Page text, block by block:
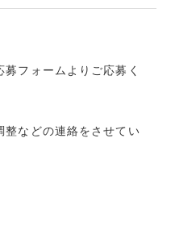
フォームよりご応募く
などの連絡をさせてい